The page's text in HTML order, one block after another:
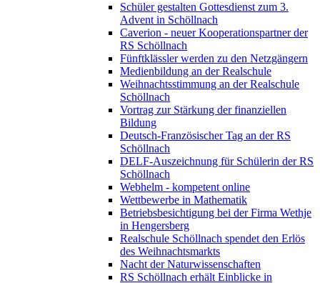
Schüler gestalten Gottesdienst zum 3.
Advent in Schöllnach
Caverion - neuer Kooperationspartner der
RS Schöllnach
Fünftklässler werden zu den Netzgängern
Medienbildung an der Realschule
Weihnachtsstimmung an der Realschule
Schöllnach
Vortrag zur Stärkung der finanziellen
Bildung
Deutsch-Französischer Tag an der RS
Schöllnach
DELF-Auszeichnung für Schülerin der RS
Schöllnach
Webhelm - kompetent online
Wettbewerbe in Mathematik
Betriebsbesichtigung bei der Firma Wethje
in Hengersberg
Realschule Schöllnach spendet den Erlös
des Weihnachtsmarkts
Nacht der Naturwissenschaften
RS Schöllnach erhält Einblicke in